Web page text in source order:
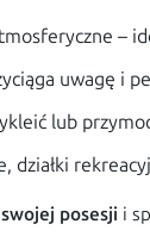
–
uwagę i
lub
działki
posesji i